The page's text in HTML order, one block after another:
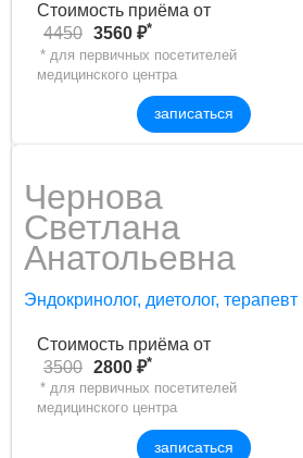
Стоимость приёма от
4450 3560 ₽*
* для первичных посетителей
медицинского центра
записаться
Чернова
Светлана
Анатольевна
Эндокринолог, диетолог, терапевт
Стоимость приёма от
3500 2800 ₽*
* для первичных посетителей
медицинского центра
записаться